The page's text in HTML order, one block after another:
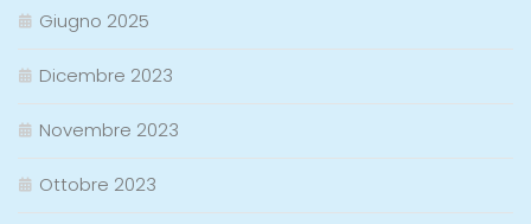
Giugno 2025
Dicembre 2023
Novembre 2023
Ottobre 2023